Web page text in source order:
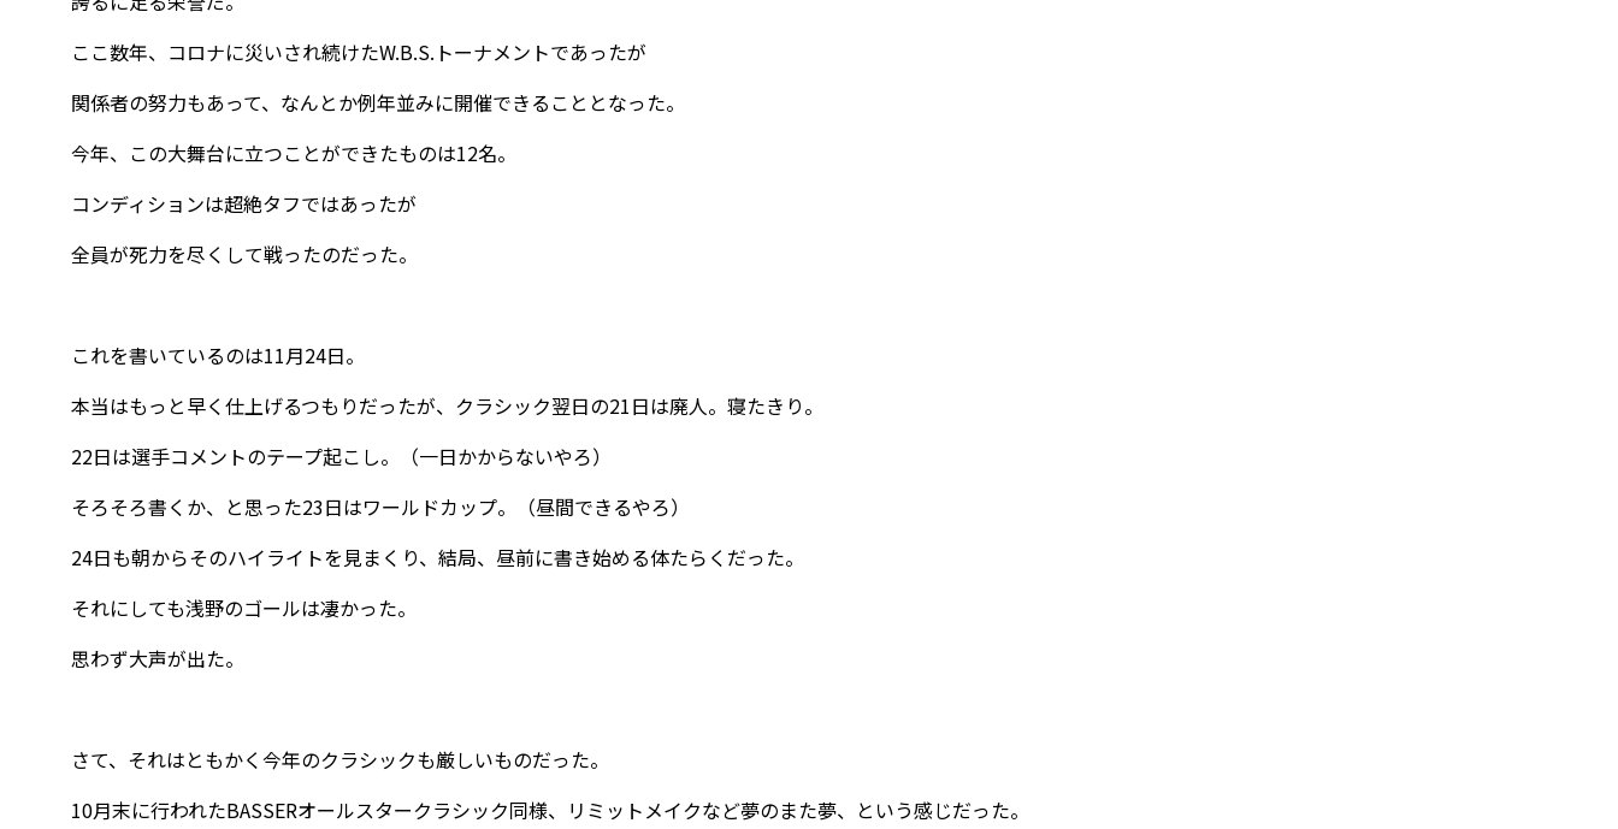
ここ数年、コロナに災いされ続けたW.B.S.トーナメントであったが
関係者の努力もあって、なんとか例年並みに開催できることとなった。
今年、この大舞台に立つことができたものは12名。
コンディションは超絶タフではあったが
全員が死力を尽くして戦ったのだった。
これを書いているのは11月24日。
本当はもっと早く仕上げるつもりだったが、クラシック翌日の21日は廃人。寝たきり。
22日は選手コメントのテープ起こし。（一日かからないやろ）
そろそろ書くか、と思った23日はワールドカップ。（昼間できるやろ）
24日も朝からそのハイライトを見まくり、結局、昼前に書き始める体たらくだった。
それにしても浅野のゴールは凄かった。
思わず大声が出た。
さて、それはともかく今年のクラシックも厳しいものだった。
10月末に行われたBASSERオールスタークラシック同様、リミットメイクなど夢のまた夢、という感じだった。